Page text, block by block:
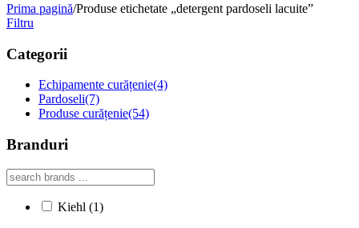
Prima pagină/Produse etichetate „detergent pardoseli lacuite”
Filtru
Categorii
Echipamente curățenie(4)
Pardoseli(7)
Produse curățenie(54)
Branduri
Kiehl (1)